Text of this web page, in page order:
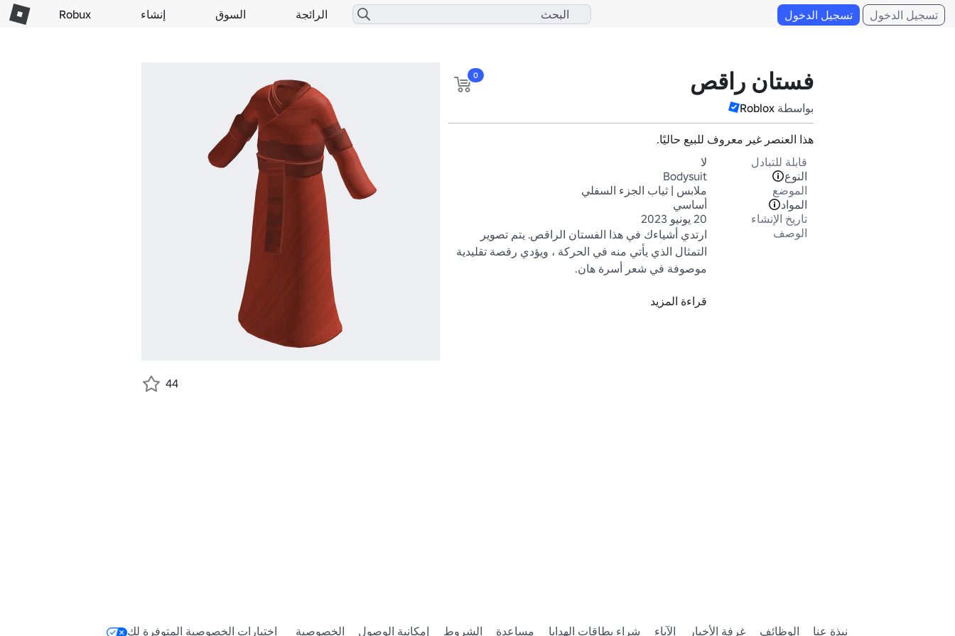
الرائجة السوق إنشاء Robux تسجيل الدخول تسجيل الدخول
فستان راقص
بواسطة Roblox
0
هذا العنصر غير معروف للبيع حاليًا.
قابلة للتبادل
لا
النوع
Bodysuit
الموضع
ملابس | ثياب الجزء السفلي
المواد
أساسي
تاريخ الإنشاء
20 يونيو 2023
الوصف
قراءة المزيد
44
نبذة عنا الوظائف غرفة الأخبار الآباء شراء بطاقات الهدايا مساعدة الشروط إمكانية الوصول الخصوصية اختيارات الخصوصية المتوفرة لك